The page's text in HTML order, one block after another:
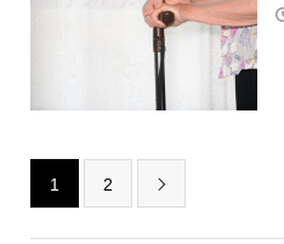
1 2 